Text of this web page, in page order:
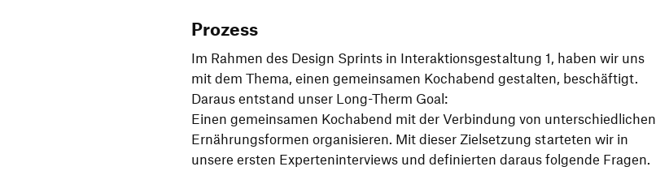
Prozess
Im Rahmen des Design Sprints in Interaktionsgestaltung 1, haben wir uns
mit dem Thema, einen gemeinsamen Kochabend gestalten, beschäftigt.
Daraus entstand unser Long-Therm Goal:
Einen gemeinsamen Kochabend mit der Verbindung von unterschiedlichen
Ernährungsformen organisieren. Mit dieser Zielsetzung starteten wir in
unsere ersten Experteninterviews und definierten daraus folgende Fragen.